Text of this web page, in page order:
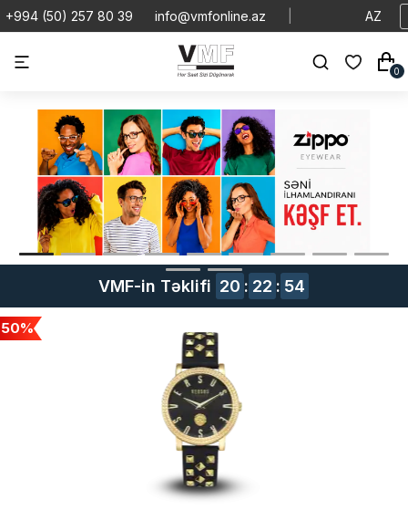
+994 (50) 257 80 39 info@vmfonline.az AZ
0
VMF-in Təklifi 20 : 22 : 53
50%